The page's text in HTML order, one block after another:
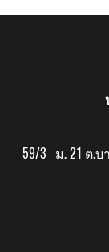
59/3 ม. 21 ต.บ